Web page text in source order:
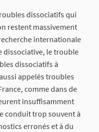
dissociatifs qui
restent massivement
internationale
dissociative, le trouble
dissociatifs à
appelés troubles
comme dans de
insuffisamment
conduit trop souvent à
erronés et à du